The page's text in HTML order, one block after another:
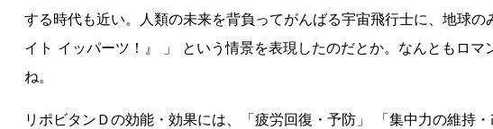
する時代も近い。人類の未来を背負ってがんばる宇宙飛行士に、地球
イト イッパーツ！』 」 という情景を表現したのだとか。なんともロマ
ね。
リポビタンＤの効能・効果には、「疲労回復・予防」 「集中力の維持